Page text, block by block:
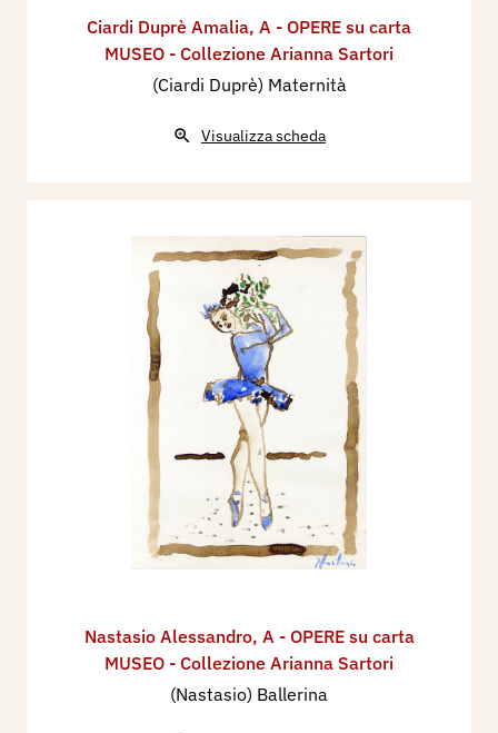
Ciardi Duprè Amalia, A - OPERE su carta
MUSEO - Collezione Arianna Sartori
(Ciardi Duprè) Maternità
Visualizza scheda
Nastasio Alessandro, A - OPERE su carta
MUSEO - Collezione Arianna Sartori
(Nastasio) Ballerina